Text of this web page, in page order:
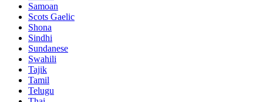
Samoan
Scots Gaelic
Shona
Sindhi
Sundanese
Swahili
Tajik
Tamil
Telugu